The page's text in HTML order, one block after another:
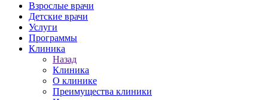
Взрослые врачи
Детские врачи
Услуги
Программы
Клиника
Назад
Клиника
О клинике
Преимущества клиники